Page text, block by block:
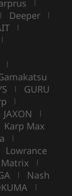
|
| Deeper |
|
|
|
| GURU
|
JAXON |
Karp Max
|
Lowrance
Matrix |
| Nash
|